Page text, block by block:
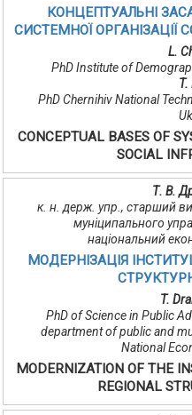
КОНЦЕПТУАЛЬНІ
СИСТЕМНОЇ ОРГАНІЗАЦІЇ
L.
PhD Institute of
T.
PhD Chernihiv National
CONCEPTUAL BASES OF
SOCIAL
Т. В.
к. н. держ. упр., старший
муніципального
національний
МОДЕРНІЗАЦІЯ
T.
PhD of Science in Public
department of public and
National
MODERNIZATION OF THE
REGIONAL